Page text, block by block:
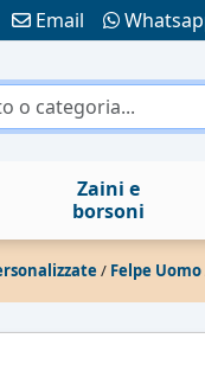
Email
Zaini e
borsoni
/ Felpe Uomo